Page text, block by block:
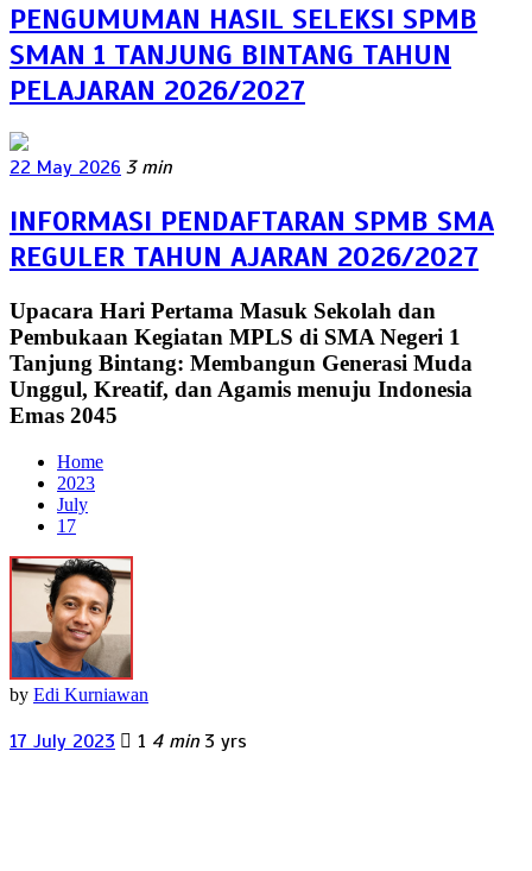
PENGUMUMAN HASIL SELEKSI SPMB
SMAN 1 TANJUNG BINTANG TAHUN
PELAJARAN 2026/2027
22 May 2026 3 min
INFORMASI PENDAFTARAN SPMB SMA
REGULER TAHUN AJARAN 2026/2027
Upacara Hari Pertama Masuk Sekolah dan
Pembukaan Kegiatan MPLS di SMA Negeri 1
Tanjung Bintang: Membangun Generasi Muda
Unggul, Kreatif, dan Agamis menuju Indonesia
Emas 2045
Home
2023
July
17
by Edi Kurniawan
17 July 2023 1 4 min 3 yrs